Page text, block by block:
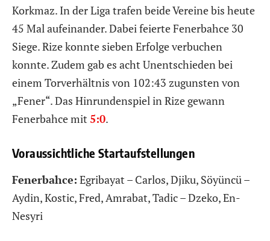
Korkmaz. In der Liga trafen beide Vereine bis heute
45 Mal aufeinander. Dabei feierte Fenerbahce 30
Siege. Rize konnte sieben Erfolge verbuchen
konnte. Zudem gab es acht Unentschieden bei
einem Torverhältnis von 102:43 zugunsten von
„Fener“. Das Hinrundenspiel in Rize gewann
Fenerbahce mit 5:0.
Voraussichtliche Startaufstellungen
Fenerbahce: Egribayat – Carlos, Djiku, Söyüncü –
Aydin, Kostic, Fred, Amrabat, Tadic – Dzeko, En-
Nesyri